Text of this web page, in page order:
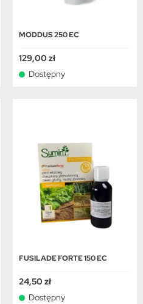
MODDUS 250 EC
129,00 zł
Dostępny
FUSILADE FORTE 150 EC
24,50 zł
Dostępny